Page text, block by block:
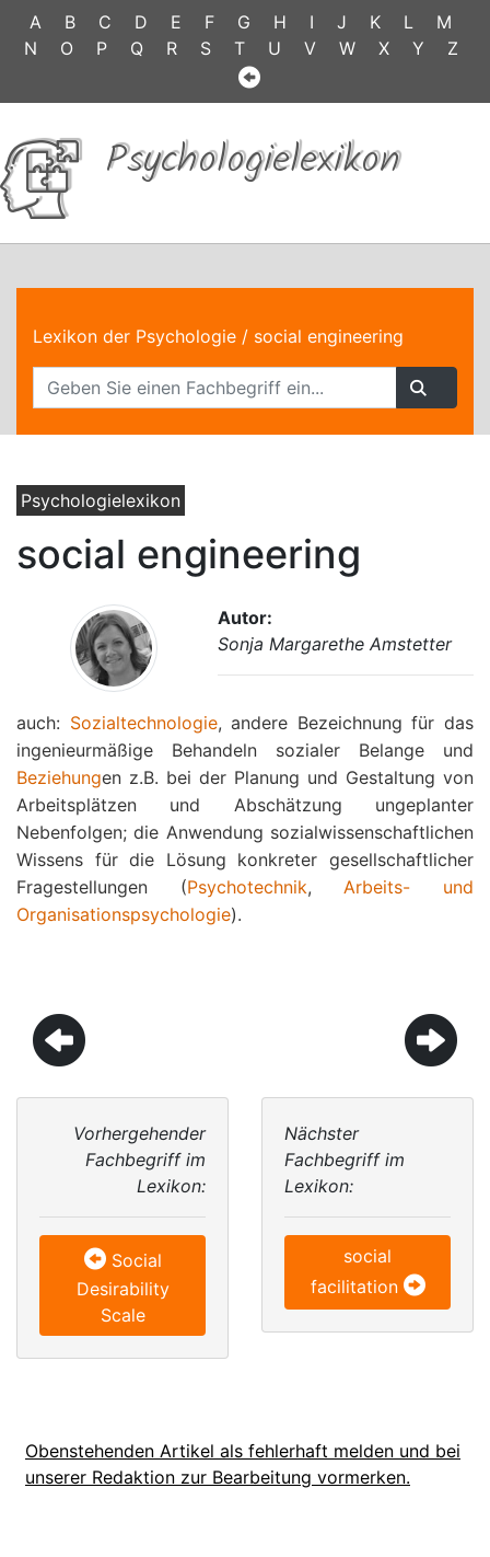
A B C D E F G H I J K L
M
N
O P Q R S T U V W X Y Z
Psychologielexikon
Lexikon der Psychologie / social engineering
Psychologielexikon
social engineering
Autor:
Sonja Margarethe Amstetter
auch: Sozialtechnologie, andere Bezeichnung für das
ingenieurmäßige Behandeln sozialer Belange und
Beziehungen z.B. bei der Planung und Gestaltung von
Arbeitsplätzen und Abschätzung ungeplanter
Nebenfolgen; die Anwendung sozialwissenschaftlichen
Wissens für die Lösung konkreter gesellschaftlicher
Fragestellungen (Psychotechnik,Arbeits- und
Organisationspsychologie).
Vorhergehender
Fachbegriff im
Lexikon:
Social
Desirability
Scale
Nächster
Fachbegriff im
Lexikon:
social
facilitation
Obenstehenden Artikel als fehlerhaft melden und bei
unserer Redaktion zur Bearbeitung vormerken.